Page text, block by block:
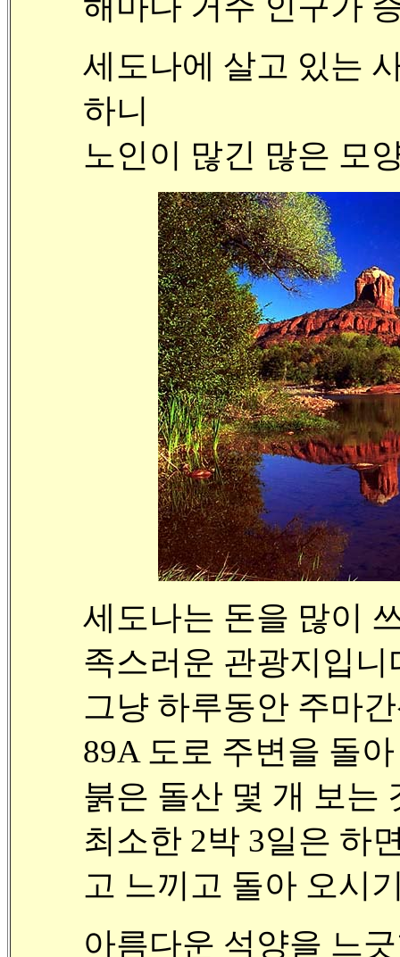
세도나에 살고 있는
하니
노인이 많긴 많은 모
세도나는 돈을 많이
족스러운 관광지입니
그냥 하루동안 주마
89A 도로 주변을 돌
붉은 돌산 몇 개 보는
최소한 2박 3일은 하
고 느끼고 돌아 오시
아름다운 석양을 느